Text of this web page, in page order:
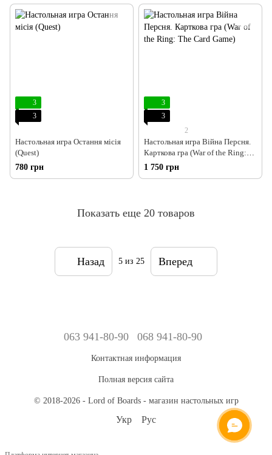
3
3
Настольная игра Остання місія
(Quest)
780 грн
3
3
2
Настольная игра Війна Персня.
Карткова гра (War of the Ring:
The Card Game)
1 750 грн
Показать еще 20 товаров
Назад 5 из 25 Вперед
063 941-80-90 068 941-80-90
Контактная информация
Полная версия сайта
© 2018-2026 - Lord of Boards - магазин настольных игр
Укр Рус
ОНЛАЙН ЧАТ